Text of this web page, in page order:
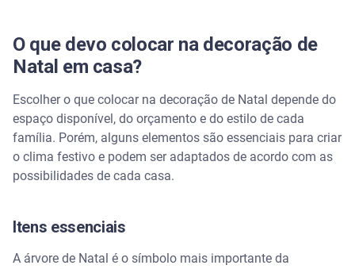
O que devo colocar na decoração de
Natal em casa?
Escolher o que colocar na decoração de Natal depende do
espaço disponível, do orçamento e do estilo de cada
família. Porém, alguns elementos são essenciais para criar
o clima festivo e podem ser adaptados de acordo com as
possibilidades de cada casa.
Itens essenciais
A árvore de Natal é o símbolo mais importante da